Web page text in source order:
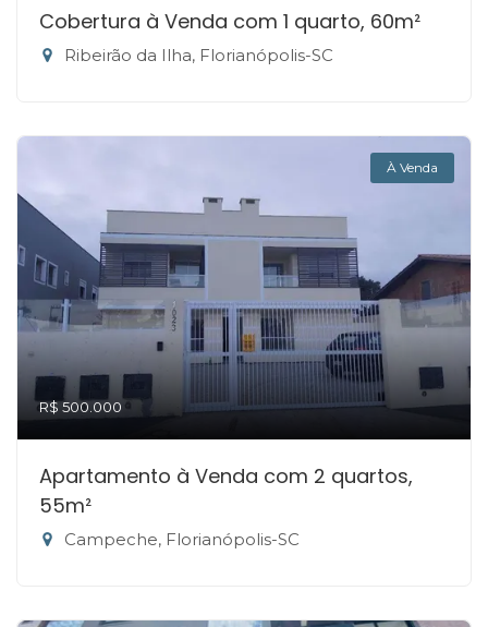
Cobertura à Venda com 1 quarto, 60m²
Ribeirão da Ilha, Florianópolis-SC
À Venda
R$ 500.000
Apartamento à Venda com 2 quartos,
55m²
Campeche, Florianópolis-SC